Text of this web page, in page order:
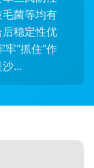
菌等均有
稳定性优
“抓住”作
...